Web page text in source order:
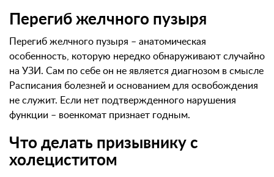
Перегиб желчного пузыря
Перегиб желчного пузыря – анатомическая
особенность, которую нередко обнаруживают случайно
на УЗИ. Сам по себе он не является диагнозом в смысле
Расписания болезней и основанием для освобождения
не служит. Если нет подтвержденного нарушения
функции – военкомат признает годным.
Что делать призывнику с
холециститом